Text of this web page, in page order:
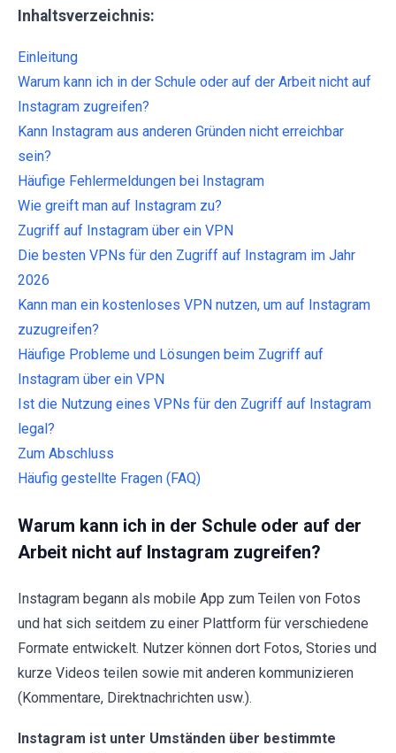
Inhaltsverzeichnis:
Einleitung
Warum kann ich in der Schule oder auf der Arbeit nicht auf
Instagram zugreifen?
Kann Instagram aus anderen Gründen nicht erreichbar
sein?
Häufige Fehlermeldungen bei Instagram
Wie greift man auf Instagram zu?
Zugriff auf Instagram über ein VPN
Die besten VPNs für den Zugriff auf Instagram im Jahr
2026
Kann man ein kostenloses VPN nutzen, um auf Instagram
zuzugreifen?
Häufige Probleme und Lösungen beim Zugriff auf
Instagram über ein VPN
Ist die Nutzung eines VPNs für den Zugriff auf Instagram
legal?
Zum Abschluss
Häufig gestellte Fragen (FAQ)
Warum kann ich in der Schule oder auf der
Arbeit nicht auf Instagram zugreifen?
Instagram begann als mobile App zum Teilen von Fotos
und hat sich seitdem zu einer Plattform für verschiedene
Formate entwickelt. Nutzer können dort Fotos, Stories und
kurze Videos teilen sowie mit anderen kommunizieren
(Kommentare, Direktnachrichten usw.).
Instagram ist unter Umständen über bestimmte